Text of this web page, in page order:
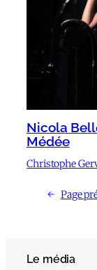
Nicola
Médée
Christophe
← Page
Le média